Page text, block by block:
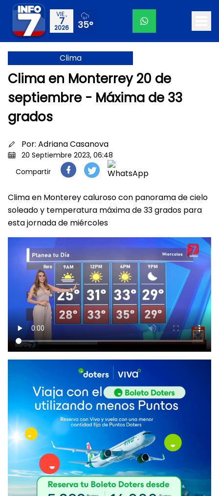
VIE.,
7
2026 35°
Clima
Clima en Monterrey 20 de
septiembre - Máxima de 33
grados
Por: Adriana Casanova
20 Septiembre 2023, 06:48
Compartir
Clima en Monterey caluroso con panorama de cielo
soleado y temperatura máxima de 33 grados para
esta jornada de miércoles